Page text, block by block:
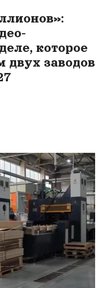
которое
двух заводов